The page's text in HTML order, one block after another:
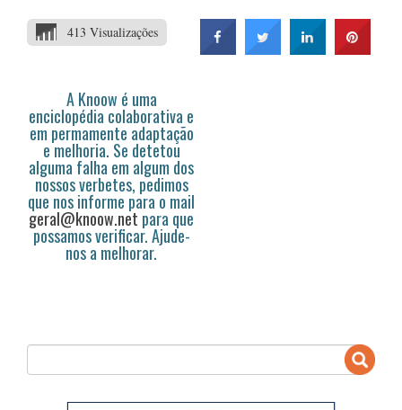
413 Visualizações
A Knoow é uma
enciclopédia colaborativa e
em permamente adaptação
e melhoria. Se detetou
alguma falha em algum dos
nossos verbetes, pedimos
que nos informe para o mail
geral@knoow.net para que
possamos verificar. Ajude-
nos a melhorar.